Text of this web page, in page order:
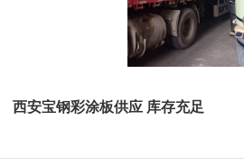
西安宝钢彩涂板供应 库存充足